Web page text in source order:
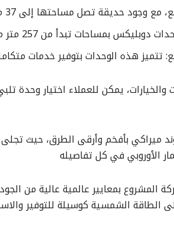
تبدأ من 257 متر مربع وتصل إلى 259 متر مربع
يمكن للعملاء اختيار وحدة
ميراكي بأفخم وأرقى الطرق، حيث
الأوروبي في كل تفاصيله
المشروع بمعايير عالمية عالية من
الطاقة الشمسية كوسيلة للتوفير